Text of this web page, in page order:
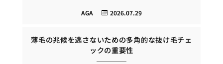
2026.07.29
AGA
薄毛の兆候を逃さないための多角的な抜け毛チェ
ックの重要性